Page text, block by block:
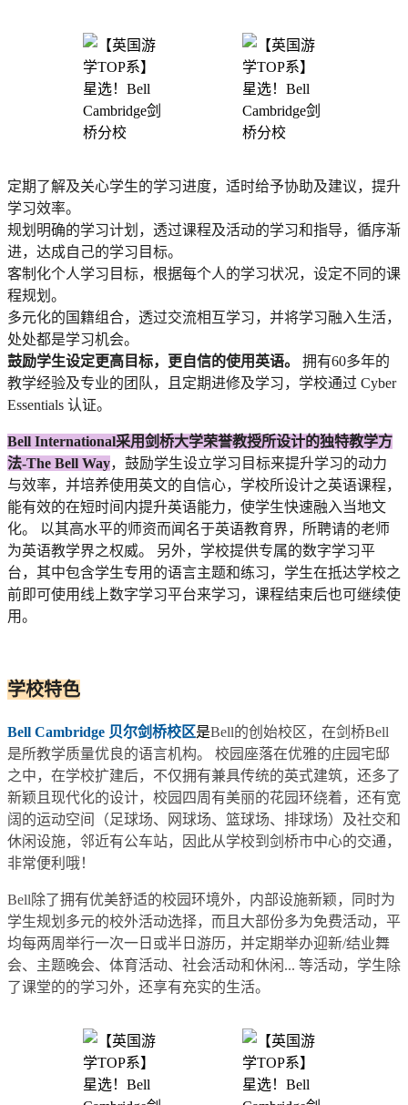
定期了解及关心学生的学习进度，适时给予协助及建议，提升
学习效率。
规划明确的学习计划，透过课程及活动的学习和指导，循序渐
进，达成自己的学习目标。
客制化个人学习目标，根据每个人的学习状况，设定不同的课
程规划。
多元化的国籍组合，透过交流相互学习，并将学习融入生活，
处处都是学习机会。
鼓励学生设定更高目标，更自信的使用英语。
拥有60多年的
教学经验及专业的团队，且定期进修及学习，学校通过 Cyber
Essentials 认证。
Bell International采用剑桥大学荣誉教授所设计的独特教学方
法-The Bell Way，鼓励学生设立学习目标来提升学习的动力
与效率，并培养使用英文的自信心，学校所设计之英语课程，
能有效的在短时间内提升英语能力，使学生快速融入当地文
化。 以其高水平的师资而闻名于英语教育界，所聘请的老师
为英语教学界之权威。 另外，学校提供专属的数字学习平
台，其中包含学生专用的语言主题和练习，学生在抵达学校之
前即可使用线上数字学习平台来学习，课程结束后也可继续使
用。
学校特色
Bell Cambridge 贝尔剑桥校区是Bell的创始校区，在剑桥Bell
是所教学质量优良的语言机构。 校园座落在优雅的庄园宅邸
之中，在学校扩建后，不仅拥有兼具传统的英式建筑，还多了
新颖且现代化的设计，校园四周有美丽的花园环绕着，还有宽
阔的运动空间（足球场、网球场、篮球场、排球场）及社交和
休闲设施，邻近有公车站，因此从学校到剑桥市中心的交通，
非常便利哦！
Bell除了拥有优美舒适的校园环境外，内部设施新颖，同时为
学生规划多元的校外活动选择，而且大部份多为免费活动，平
均每两周举行一次一日或半日游历，并定期举办迎新/结业舞
会、主题晚会、体育活动、社会活动和休闲... 等活动，学生除
了课堂的的学习外，还享有充实的生活。